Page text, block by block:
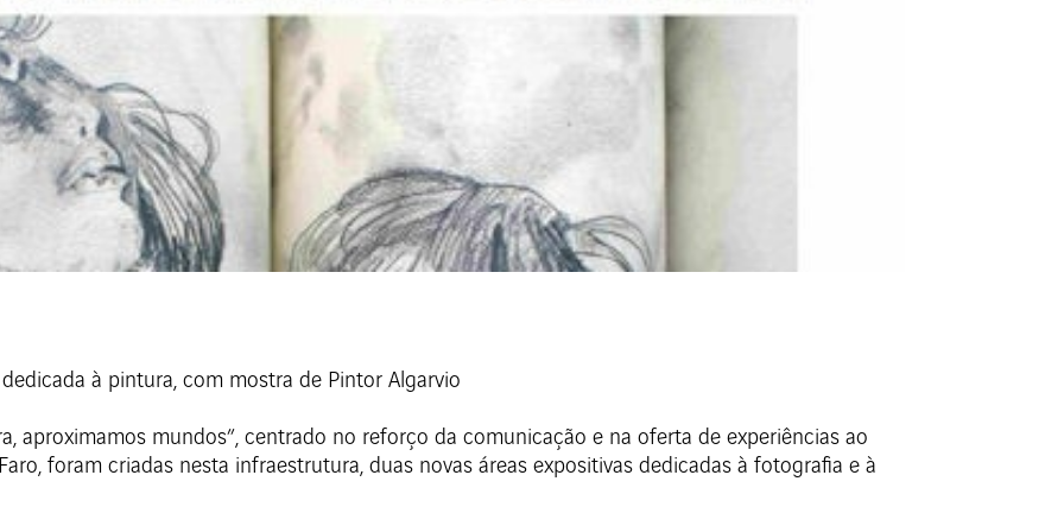
à pintura, com mostra de Pintor Algarvio
aproximamos mundos”, centrado no reforço da comunicação e na oferta de experiências ao
foram criadas nesta infraestrutura, duas novas áreas expositivas dedicadas à fotografia e à